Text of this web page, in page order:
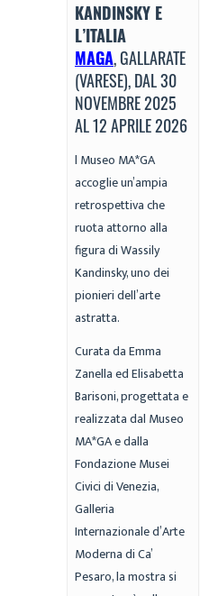
KANDINSKY E
L’ITALIA
MAGA, GALLARATE
(VARESE), DAL 30
NOVEMBRE 2025
AL 12 APRILE 2026
l Museo MA*GA
accoglie un’ampia
retrospettiva che
ruota attorno alla
figura di Wassily
Kandinsky, uno dei
pionieri dell’arte
astratta.
Curata da Emma
Zanella ed Elisabetta
Barisoni, progettata e
realizzata dal Museo
MA*GA e dalla
Fondazione Musei
Civici di Venezia,
Galleria
Internazionale d’Arte
Moderna di Ca’
Pesaro, la mostra si